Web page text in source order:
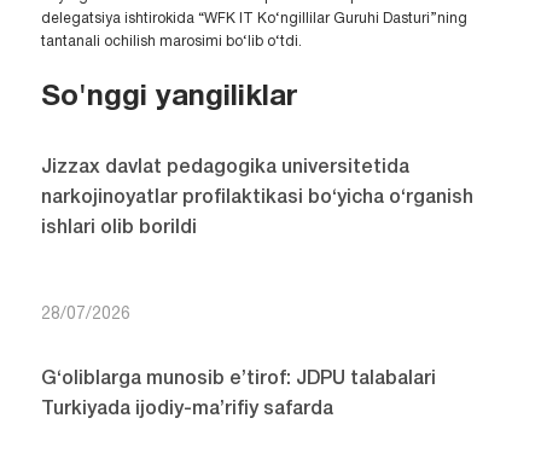
delegatsiya ishtirokida “WFK IT Ko‘ngillilar Guruhi Dasturi”ning
tantanali ochilish marosimi bo‘lib o‘tdi.
So'nggi yangiliklar
Jizzax davlat pedagogika universitetida
narkojinoyatlar profilaktikasi bo‘yicha o‘rganish
ishlari olib borildi
28/07/2026
G‘oliblarga munosib e’tirof: JDPU talabalari
Turkiyada ijodiy-ma’rifiy safarda